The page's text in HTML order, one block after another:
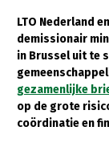
Thema’s
Gezonde
Gezonde
Natuur,
LTO Nederland
demissionair
in Brussel uit te
gezamenlijke
op de grote
coördinatie en